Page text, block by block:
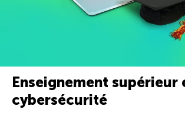
Enseignement supérieur
cybersécurité